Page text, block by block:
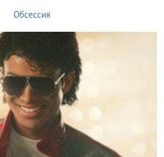
Обсессия